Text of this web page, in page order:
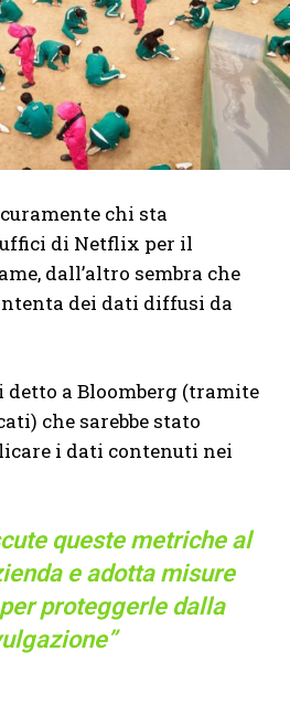
chi sta
di Netflix per il
dall’altro sembra che
dei dati diffusi da
a Bloomberg (tramite
che sarebbe stato
i dati contenuti nei
queste metriche al
e adotta misure
proteggerle dalla